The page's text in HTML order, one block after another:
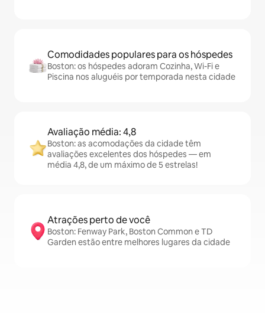
Comodidades populares para os hóspedes
Boston: os hóspedes adoram Cozinha, Wi-Fi e
Piscina nos aluguéis por temporada nesta cidade
Avaliação média: 4,8
Boston: as acomodações da cidade têm
avaliações excelentes dos hóspedes — em
média 4,8, de um máximo de 5 estrelas!
Atrações perto de você
Boston: Fenway Park, Boston Common e TD
Garden estão entre melhores lugares da cidade